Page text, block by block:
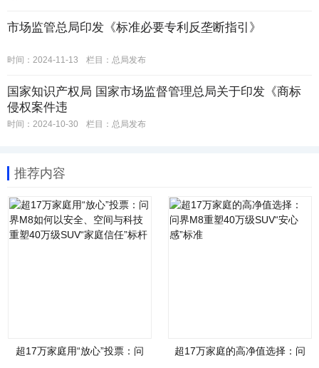
市场监管总局印发《标准必要专利反垄断指引》
时间：2024-11-13 栏目： 总局发布
国家知识产权局 国家市场监督管理总局关于印发《商标
侵权案件违
时间：2024-10-30 栏目： 总局发布
推荐内容
超17万家庭用“放心”投票：问
超17万家庭的高净值选择：问